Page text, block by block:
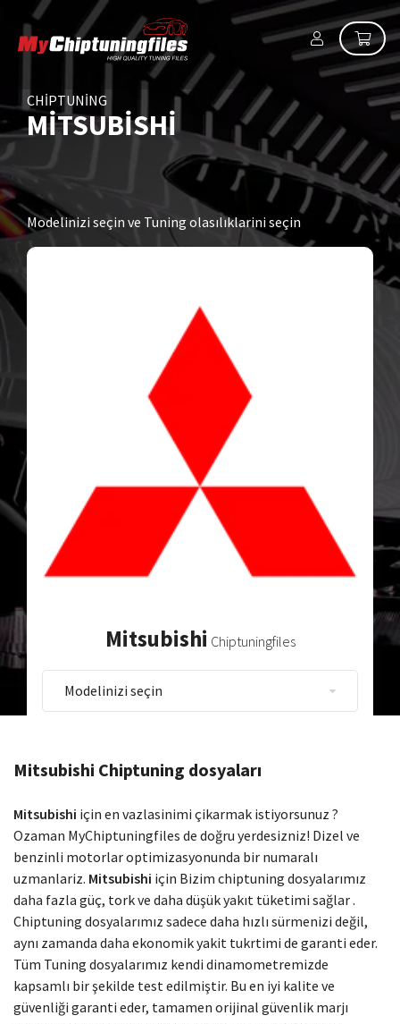
CHIPTUNING
MITSUBISHI
Modelinizi seçin ve Tuning olasılıklarini seçin
Mitsubishi Chiptuningfiles
Modelinizi seçin
Mitsubishi Chiptuning dosyaları
Mitsubishi için en vazlasinimi çikarmak istiyorsunuz ?
Ozaman MyChiptuningfiles de doğru yerdesizniz! Dizel ve
benzinli motorlar optimizasyonunda bir numaralı
uzmanlariz. Mitsubishi için Bizim chiptuning dosyalarımız
daha fazla güç, tork ve daha düşük yakıt tüketimi sağlar .
Chiptuning dosyalarımız sadece daha hızlı sürmenizi değil,
aynı zamanda daha ekonomik yakit tukrtimi de garanti eder.
Tüm Tuning dosyalarımız kendi dinamometremizde
kapsamlı bir şekilde test edilmiştir. Bu en iyi kalite ve
güvenliği garanti eder, tamamen orijinal güvenlik marjı